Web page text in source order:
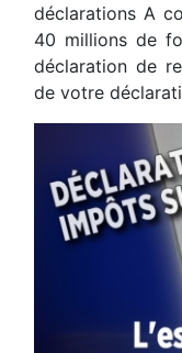
déclarations A
40 millions de
déclaration de
de votre